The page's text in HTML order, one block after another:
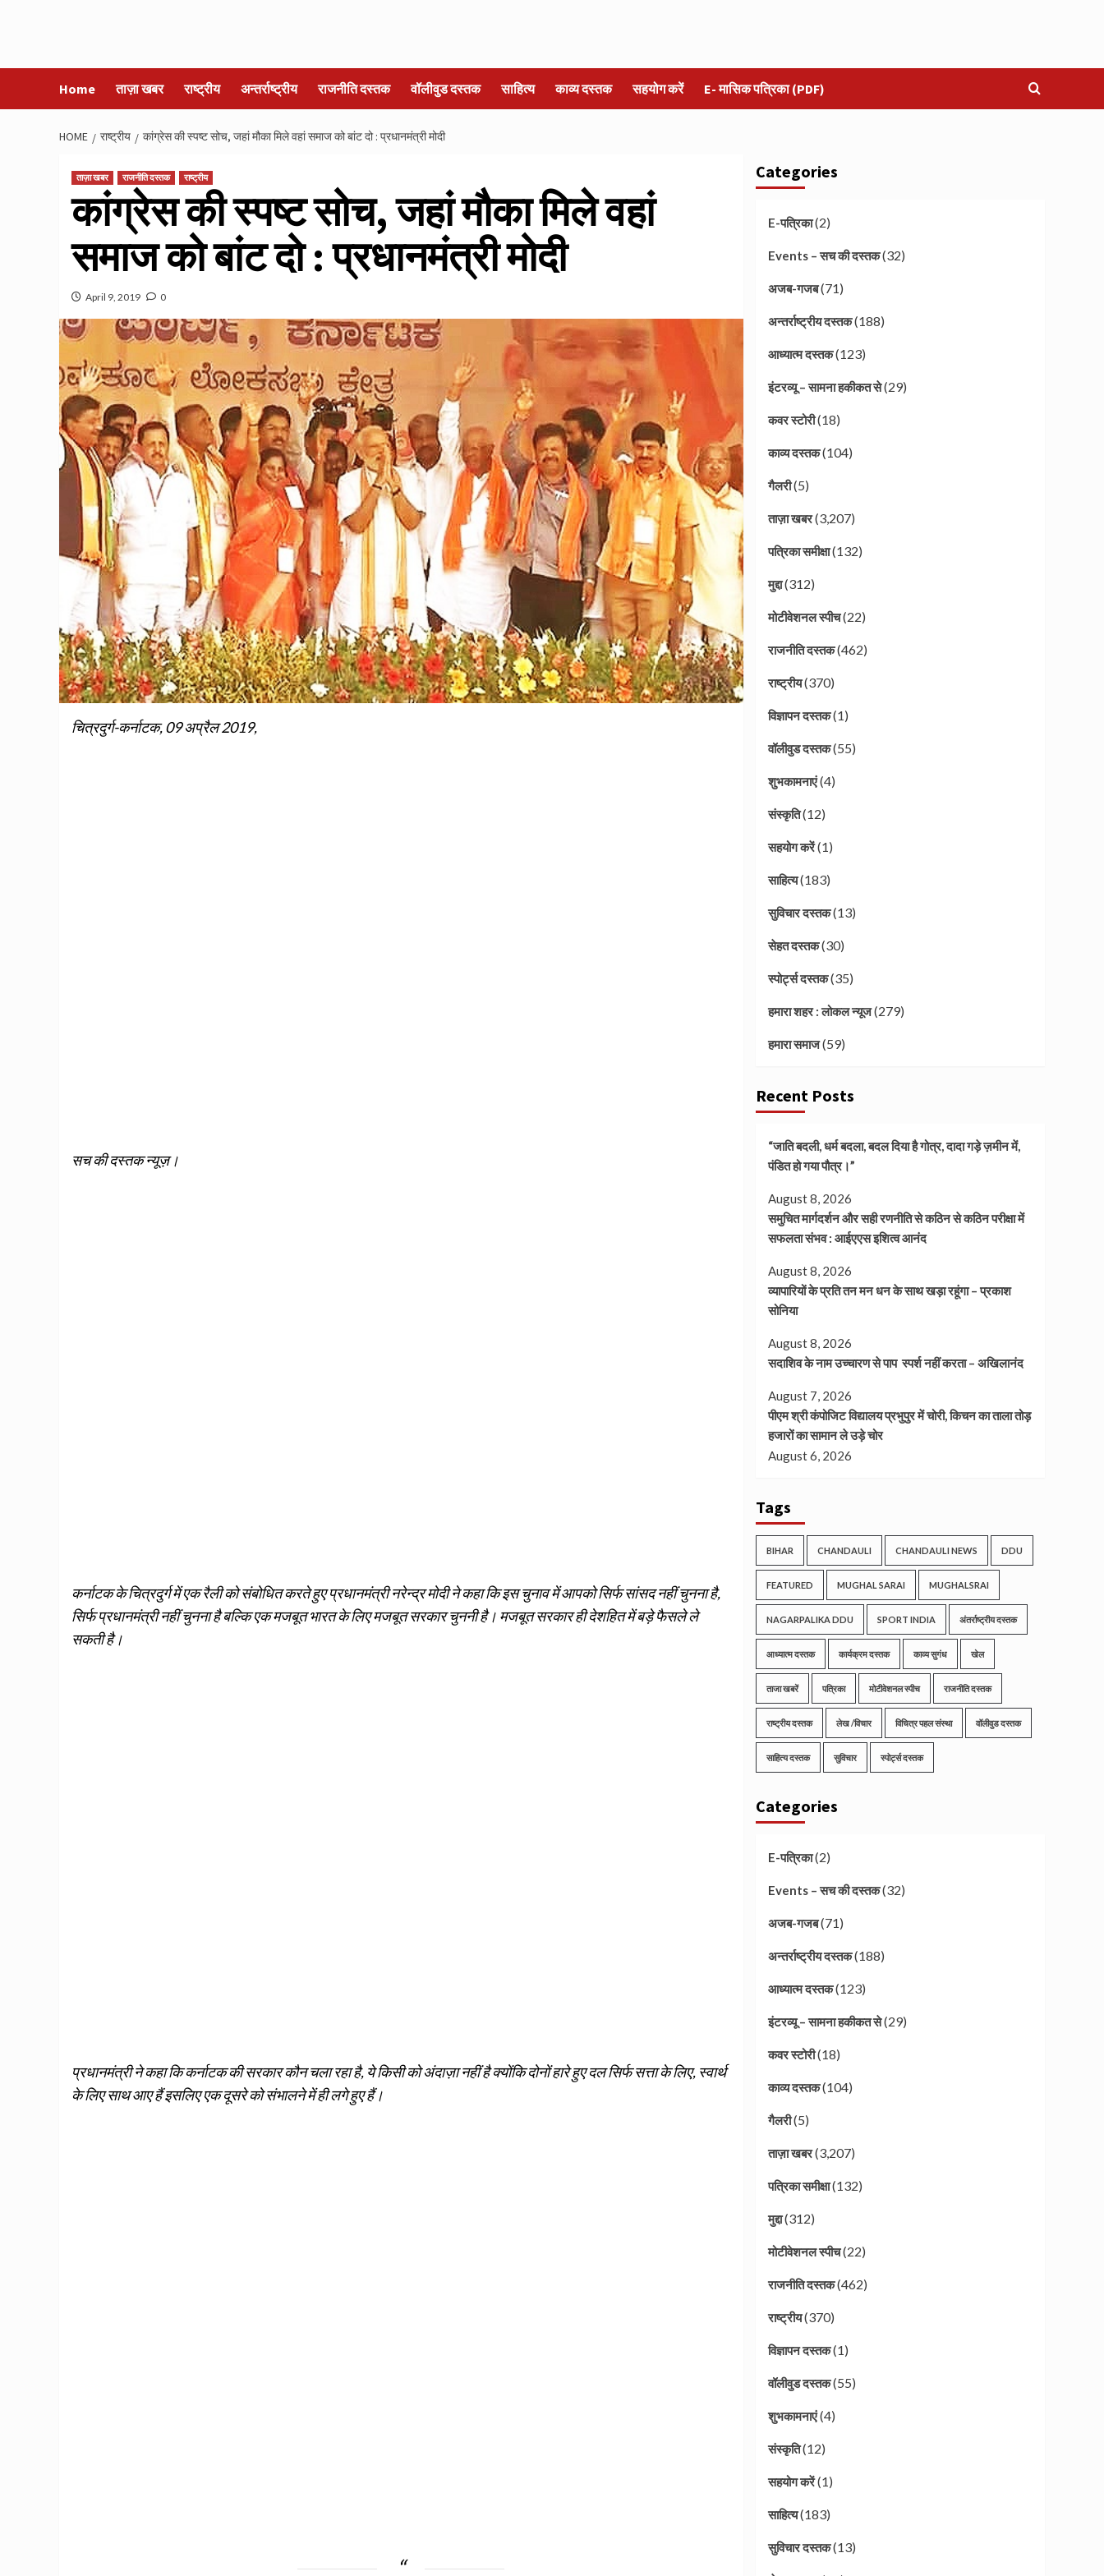
Home ताज़ा खबर राष्ट्रीय अन्तर्राष्ट्रीय राजनीति दस्तक वॉलीवुड दस्तक साहित्य काव्य दस्तक सहयोग करें E- मासिक पत्रिका (PDF)
HOME राष्ट्रीय कांग्रेस की स्पष्ट सोच, जहां मौका मिले वहां समाज को बांट दो : प्रधानमंत्री मोदी
ताज़ा खबर राजनीति दस्तक राष्ट्रीय
कांग्रेस की स्पष्ट सोच, जहां मौका मिले वहां
समाज को बांट दो : प्रधानमंत्री मोदी
April 9, 2019 0
चित्रदुर्ग-कर्नाटक, 09 अप्रैल 2019,
सच की दस्तक न्यूज़।
कर्नाटक के चित्रदुर्ग में एक रैली को संबोधित करते हुए प्रधानमंत्री नरेन्द्र मोदी ने कहा कि इस चुनाव में आपको सिर्फ सांसद नहीं चुनना है,
सिर्फ प्रधानमंत्री नहीं चुनना है बल्कि एक मजबूत भारत के लिए मजबूत सरकार चुननी है। मजबूत सरकार ही देशहित में बड़े फैसले ले
सकती है।
प्रधानमंत्री ने कहा कि कर्नाटक की सरकार कौन चला रहा है, ये किसी को अंदाज़ा नहीं है क्योंकि दोनों हारे हुए दल सिर्फ सत्ता के लिए, स्वार्थ
के लिए साथ आए हैं इसलिए एक दूसरे को संभालने में ही लगे हुए हैं।
Categories
E-पत्रिका(2)
Events – सच की दस्तक(32)
अजब-गजब(71)
अन्तर्राष्ट्रीय दस्तक(188)
आध्यात्म दस्तक(123)
इंटरव्यू – सामना हकीकत से(29)
कवर स्टोरी(18)
काव्य दस्तक(104)
गैलरी(5)
ताज़ा खबर(3,207)
पत्रिका समीक्षा(132)
मुद्दा(312)
मोटीवेशनल स्पीच(22)
राजनीति दस्तक(462)
राष्ट्रीय(370)
विज्ञापन दस्तक(1)
वॉलीवुड दस्तक(55)
शुभकामनाएं(4)
संस्कृति(12)
सहयोग करें(1)
साहित्य(183)
सुविचार दस्तक(13)
सेहत दस्तक(30)
स्पोर्ट्स दस्तक(35)
हमारा शहर : लोकल न्यूज(279)
हमारा समाज(59)
Recent Posts
“जाति बदली, धर्म बदला, बदल दिया है गोत्र, दादा गड़े ज़मीन में,
पंडित हो गया पौत्र।”
August 8, 2026
समुचित मार्गदर्शन और सही रणनीति से कठिन से कठिन परीक्षा में
सफलता संभव : आईएएस इशित्व आनंद
August 8, 2026
व्यापारियों के प्रति तन मन धन के साथ खड़ा रहूंगा – प्रकाश
सोनिया
August 8, 2026
सदाशिव के नाम उच्चारण से पाप स्पर्श नहीं करता – अखिलानंद
August 7, 2026
पीएम श्री कंपोजिट विद्यालय प्रभुपुर में चोरी, किचन का ताला तोड़
हजारों का सामान ले उड़े चोर
August 6, 2026
Tags
BIHAR CHANDAULI CHANDAULI NEWS DDU
FEATURED MUGHAL SARAI MUGHALSRAI
NAGARPALIKA DDU SPORT INDIA अंतर्राष्ट्रीय दस्तक
आध्यात्म दस्तक कार्यक्रम दस्तक काव्य सुगंध खेल
ताजा खबरें पत्रिका मोटीवेशनल स्पीच राजनीति दस्तक
राष्ट्रीय दस्तक लेख /विचार विचित्र पहल संस्था वॉलीवुड दस्तक
साहित्य दस्तक सुविचार स्पोर्ट्स दस्तक
Categories
E-पत्रिका(2)
Events – सच की दस्तक(32)
अजब-गजब(71)
अन्तर्राष्ट्रीय दस्तक(188)
आध्यात्म दस्तक(123)
इंटरव्यू – सामना हकीकत से(29)
कवर स्टोरी(18)
काव्य दस्तक(104)
गैलरी(5)
ताज़ा खबर(3,207)
पत्रिका समीक्षा(132)
मुद्दा(312)
मोटीवेशनल स्पीच(22)
राजनीति दस्तक(462)
राष्ट्रीय(370)
विज्ञापन दस्तक(1)
वॉलीवुड दस्तक(55)
शुभकामनाएं(4)
संस्कृति(12)
सहयोग करें(1)
साहित्य(183)
सुविचार दस्तक(13)